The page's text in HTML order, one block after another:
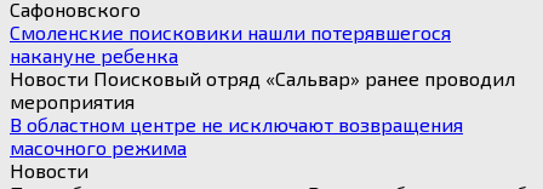
Сафоновского
Смоленские поисковики нашли потерявшегося
накануне ребенка
Новости Поисковый отряд «Сальвар» ранее проводил
мероприятия
В областном центре не исключают возвращения
масочного режима
Новости